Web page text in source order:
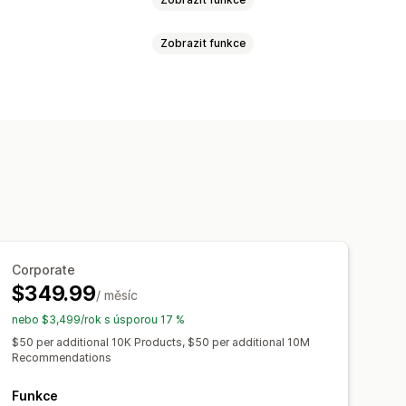
doporučení
Zobrazit funkce
výsledků hledání
Vlastní panely
Vyhledávací dotazy
Corporate
$349.99/ měsíc
nebo $3,499/rok s úsporou 17 %
$50 per additional 10K Products, $50 per additional 10M
Recommendations
Funkce